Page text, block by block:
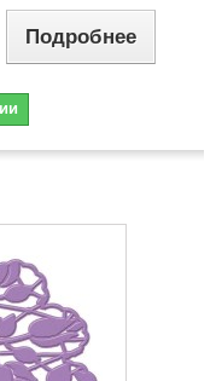
Подробнее